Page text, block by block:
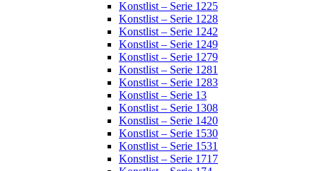
Konstlist – Serie 1225
Konstlist – Serie 1228
Konstlist – Serie 1242
Konstlist – Serie 1249
Konstlist – Serie 1279
Konstlist – Serie 1281
Konstlist – Serie 1283
Konstlist – Serie 13
Konstlist – Serie 1308
Konstlist – Serie 1420
Konstlist – Serie 1530
Konstlist – Serie 1531
Konstlist – Serie 1717